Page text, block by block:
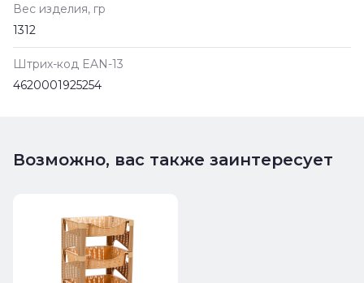
Вес изделия, гр
1312
Штрих-код EAN-13
4620001925254
Возможно, вас также заинтересует